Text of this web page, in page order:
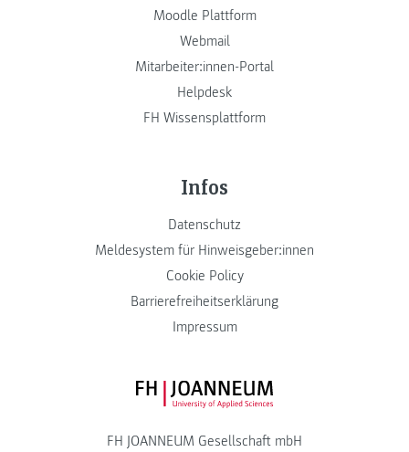
Moodle Plattform
Webmail
Mitarbeiter:innen-Portal
Helpdesk
FH Wissensplattform
Infos
Datenschutz
Meldesystem für Hinweisgeber:innen
Cookie Policy
Barrierefreiheitserklärung
Impressum
FH JOANNEUM Logo
FH JOANNEUM Gesellschaft mbH